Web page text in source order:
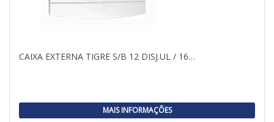
CAIXA EXTERNA TIGRE S/B 12 DISJ.UL / 16…
MAIS INFORMAÇÕES